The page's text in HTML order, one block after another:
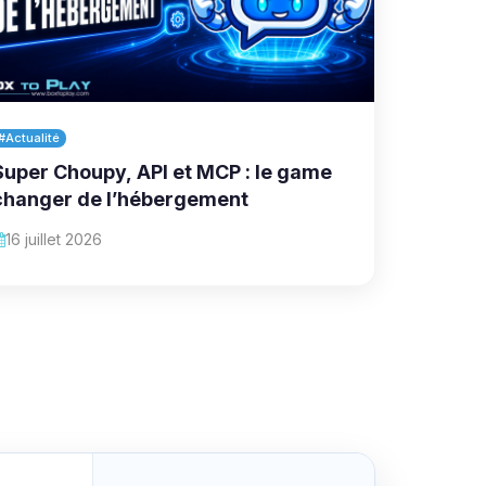
Choupy, API et MCP : le game
de l’hébergement
16 juillet 2026